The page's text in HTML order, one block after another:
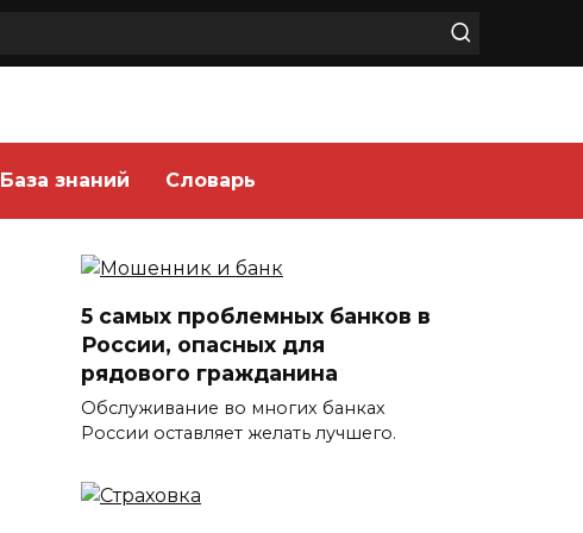
База знаний Словарь
5 самых проблемных банков в
России, опасных для
рядового гражданина
Обслуживание во многих банках
России оставляет желать лучшего.